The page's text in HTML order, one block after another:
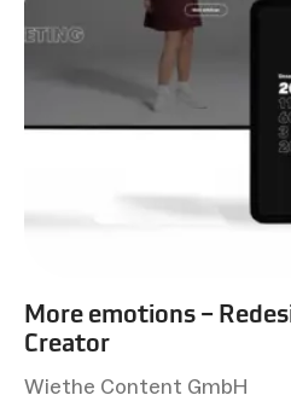
More emotions –
Creator
Wiethe Content GmbH